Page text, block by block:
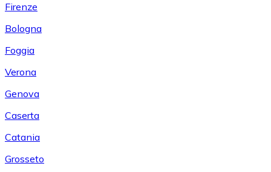
Firenze
Bologna
Foggia
Verona
Genova
Caserta
Catania
Grosseto